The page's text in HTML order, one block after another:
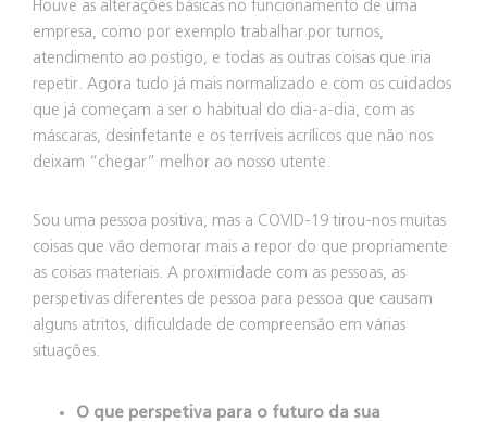
Houve as alterações básicas no funcionamento de uma
empresa, como por exemplo trabalhar por turnos,
atendimento ao postigo, e todas as outras coisas que iria
repetir. Agora tudo já mais normalizado e com os cuidados
que já começam a ser o habitual do dia-a-dia, com as
máscaras, desinfetante e os terríveis acrílicos que não nos
deixam “chegar” melhor ao nosso utente.
Sou uma pessoa positiva, mas a COVID-19 tirou-nos muitas
coisas que vão demorar mais a repor do que propriamente
as coisas materiais. A proximidade com as pessoas, as
perspetivas diferentes de pessoa para pessoa que causam
alguns atritos, dificuldade de compreensão em várias
situações.
O que perspetiva para o futuro da sua